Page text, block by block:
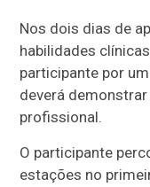
Nos dois dias de
habilidades
participante por
deverá
profissional.
O participante
estações no